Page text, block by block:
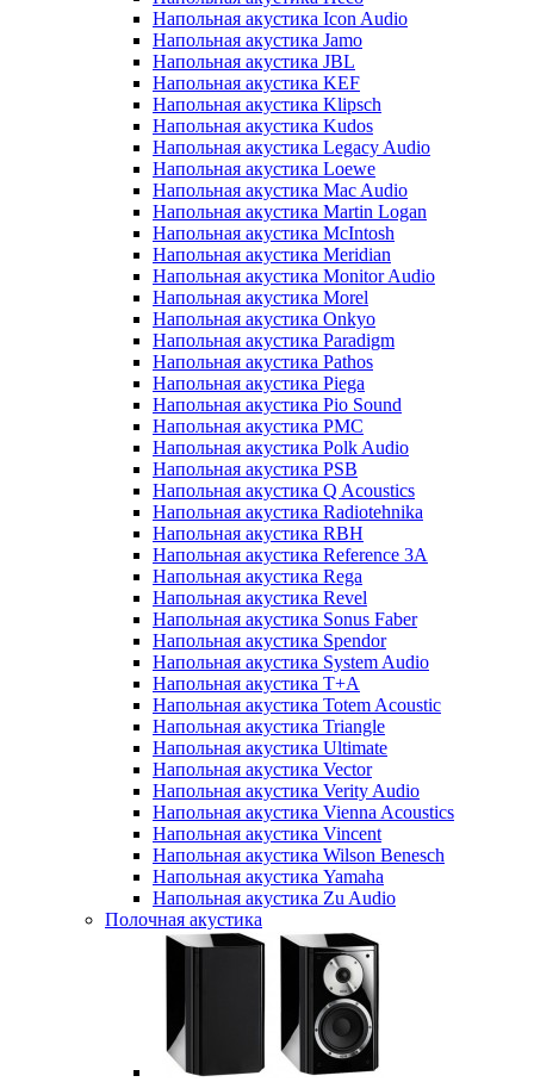
Напольная акустика Icon Audio
Напольная акустика Jamo
Напольная акустика JBL
Напольная акустика KEF
Напольная акустика Klipsch
Напольная акустика Kudos
Напольная акустика Legacy Audio
Напольная акустика Loewe
Напольная акустика Mac Audio
Напольная акустика Martin Logan
Напольная акустика McIntosh
Напольная акустика Meridian
Напольная акустика Monitor Audio
Напольная акустика Morel
Напольная акустика Onkyo
Напольная акустика Paradigm
Напольная акустика Pathos
Напольная акустика Piega
Напольная акустика Pio Sound
Напольная акустика PMC
Напольная акустика Polk Audio
Напольная акустика PSB
Напольная акустика Q Acoustics
Напольная акустика Radiotehnika
Напольная акустика RBH
Напольная акустика Reference 3A
Напольная акустика Rega
Напольная акустика Revel
Напольная акустика Sonus Faber
Напольная акустика Spendor
Напольная акустика System Audio
Напольная акустика T+A
Напольная акустика Totem Acoustic
Напольная акустика Triangle
Напольная акустика Ultimate
Напольная акустика Vector
Напольная акустика Verity Audio
Напольная акустика Vienna Acoustics
Напольная акустика Vincent
Напольная акустика Wilson Benesch
Напольная акустика Yamaha
Напольная акустика Zu Audio
Полочная акустика